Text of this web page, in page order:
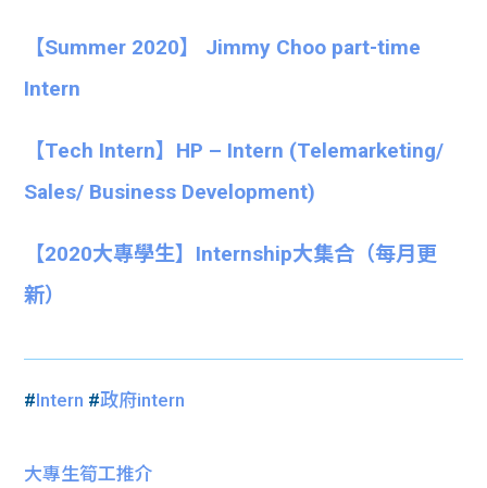
【Summer 2020】 Jimmy Choo part-time
Intern
【Tech Intern】HP – Intern (Telemarketing/
Sales/ Business Development)
【2020大專學生】 Internship大集合 （每月更
新）
#Intern #政府intern
大專生筍工推介